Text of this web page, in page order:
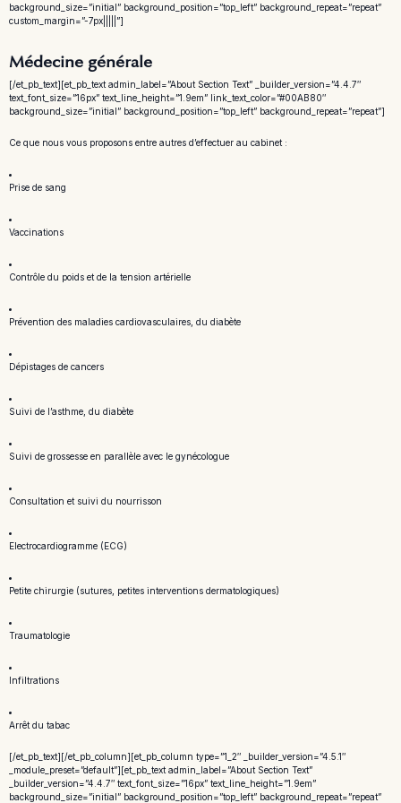
background_size=”initial” background_position=”top_left” background_repeat=”repeat”
custom_margin=”-7px|||||”]
Médecine générale
[/et_pb_text][et_pb_text admin_label=”About Section Text” _builder_version=”4.4.7″
text_font_size=”16px” text_line_height=”1.9em” link_text_color=”#00AB80″
background_size=”initial” background_position=”top_left” background_repeat=”repeat”]
Ce que nous vous proposons entre autres d’effectuer au cabinet :
Prise de sang
Vaccinations
Contrôle du poids et de la tension artérielle
Prévention des maladies cardiovasculaires, du diabète
Dépistages de cancers
Suivi de l’asthme, du diabète
Suivi de grossesse en parallèle avec le gynécologue
Consultation et suivi du nourrisson
Electrocardiogramme (ECG)
Petite chirurgie (sutures, petites interventions dermatologiques)
Traumatologie
Infiltrations
Arrêt du tabac
[/et_pb_text][/et_pb_column][et_pb_column type=”1_2″ _builder_version=”4.5.1″
_module_preset=”default”][et_pb_text admin_label=”About Section Text”
_builder_version=”4.4.7″ text_font_size=”16px” text_line_height=”1.9em”
background_size=”initial” background_position=”top_left” background_repeat=”repeat”